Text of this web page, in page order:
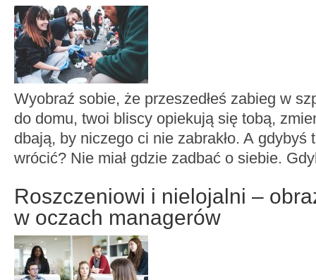
Wyobraź sobie, że przeszedłeś zabieg w
do domu, twoi bliscy opiekują się tobą,
dbają, by niczego ci nie zabrakło. A gdybyś
wrócić? Nie miał gdzie zadbać o siebie.
Roszczeniowi i nielojalni –
w oczach managerów